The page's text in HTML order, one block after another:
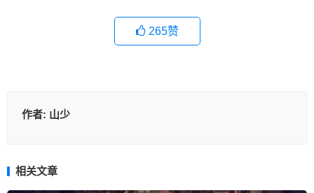
265赞
作者: 山少
相关文章